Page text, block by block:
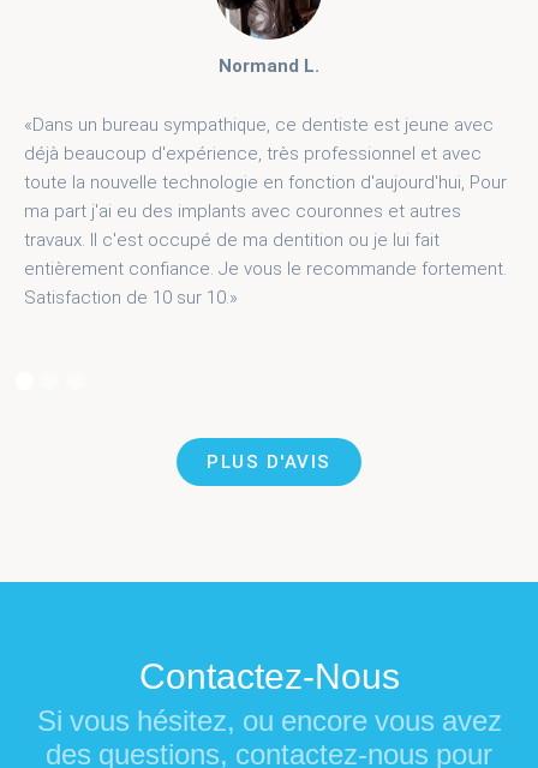
Normand L.
«Dans un bureau sympathique, ce dentiste est jeune avec
déjà beaucoup d'expérience, très professionnel et avec
toute la nouvelle technologie en fonction d'aujourd'hui, Pour
ma part j'ai eu des implants avec couronnes et autres
travaux. Il c'est occupé de ma dentition ou je lui fait
entièrement confiance. Je vous le recommande fortement.
Satisfaction de 10 sur 10.»
PLUS D'AVIS
Contactez-Nous
Si vous hésitez, ou encore vous avez
des questions, contactez-nous pour